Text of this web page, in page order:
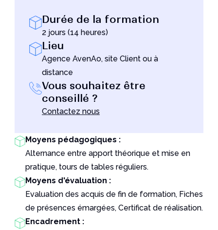
Solidworks
Lire l'article
Durée de la formation
2 jours (14 heures)
Lieu
Agence AvenAo, site Client ou à
distance
Vous souhaitez être
conseillé ?
Contactez nous
Moyens pédagogiques :
Alternance entre apport théorique et mise en
pratique, tours de tables réguliers.
Moyens d'évaluation :
Evaluation des acquis de fin de formation, Fiches
de présences émargées, Certificat de réalisation.
Encadrement :